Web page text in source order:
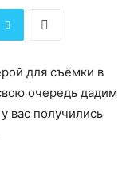
для съёмки в
очередь дадим
вас получились